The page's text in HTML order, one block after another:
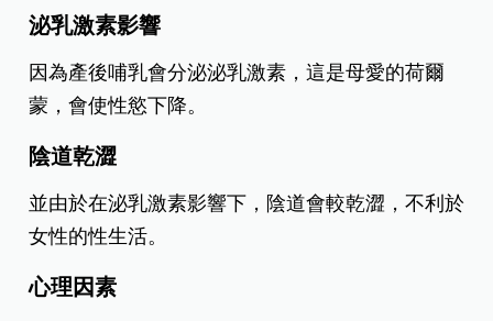
泌乳激素影響
因為產後哺乳會分泌泌乳激素，這是母愛的荷爾
蒙，會使性慾下降。
陰道乾澀
並由於在泌乳激素影響下，陰道會較乾澀，不利於
女性的性生活。
心理因素